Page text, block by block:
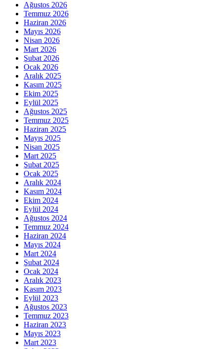
Ağustos 2026
Temmuz 2026
Haziran 2026
Mayıs 2026
Nisan 2026
Mart 2026
Şubat 2026
Ocak 2026
Aralık 2025
Kasım 2025
Ekim 2025
Eylül 2025
Ağustos 2025
Temmuz 2025
Haziran 2025
Mayıs 2025
Nisan 2025
Mart 2025
Şubat 2025
Ocak 2025
Aralık 2024
Kasım 2024
Ekim 2024
Eylül 2024
Ağustos 2024
Temmuz 2024
Haziran 2024
Mayıs 2024
Mart 2024
Şubat 2024
Ocak 2024
Aralık 2023
Kasım 2023
Eylül 2023
Ağustos 2023
Temmuz 2023
Haziran 2023
Mayıs 2023
Mart 2023